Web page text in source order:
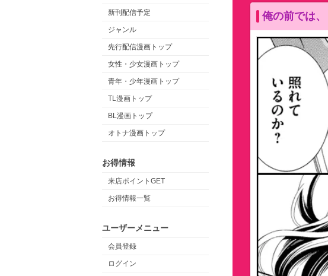
新刊配信予定
ジャンル
先行配信漫画トップ
女性・少女漫画トップ
青年・少年漫画トップ
TL漫画トップ
BL漫画トップ
オトナ漫画トップ
お得情報
来店ポイントGET
お得情報一覧
ユーザーメニュー
会員登録
ログイン
俺の前では